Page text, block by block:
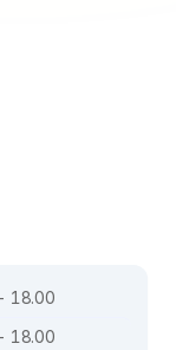
18.00
18.00